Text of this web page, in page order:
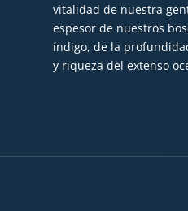
vitalidad de nuestra
espesor de nuestros
índigo, de la
y riqueza del extenso